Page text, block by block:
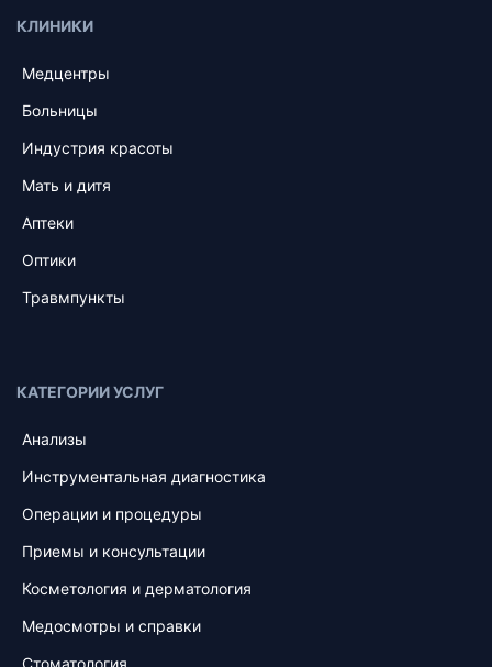
КЛИНИКИ
Медцентры
Больницы
Индустрия красоты
Мать и дитя
Аптеки
Оптики
Травмпункты
КАТЕГОРИИ УСЛУГ
Анализы
Инструментальная диагностика
Операции и процедуры
Приемы и консультации
Косметология и дерматология
Медосмотры и справки
Стоматология